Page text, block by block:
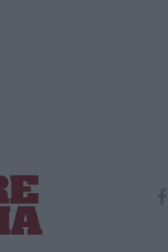
La rivista “America